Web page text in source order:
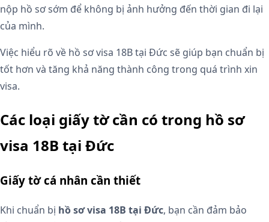
nộp hồ sơ sớm để không bị ảnh hưởng đến thời gian đi lại
của mình.
Việc hiểu rõ về hồ sơ visa 18B tại Đức sẽ giúp bạn chuẩn bị
tốt hơn và tăng khả năng thành công trong quá trình xin
visa.
Các loại giấy tờ cần có trong hồ sơ
visa 18B tại Đức
Giấy tờ cá nhân cần thiết
Khi chuẩn bị hồ sơ visa 18B tại Đức, bạn cần đảm bảo